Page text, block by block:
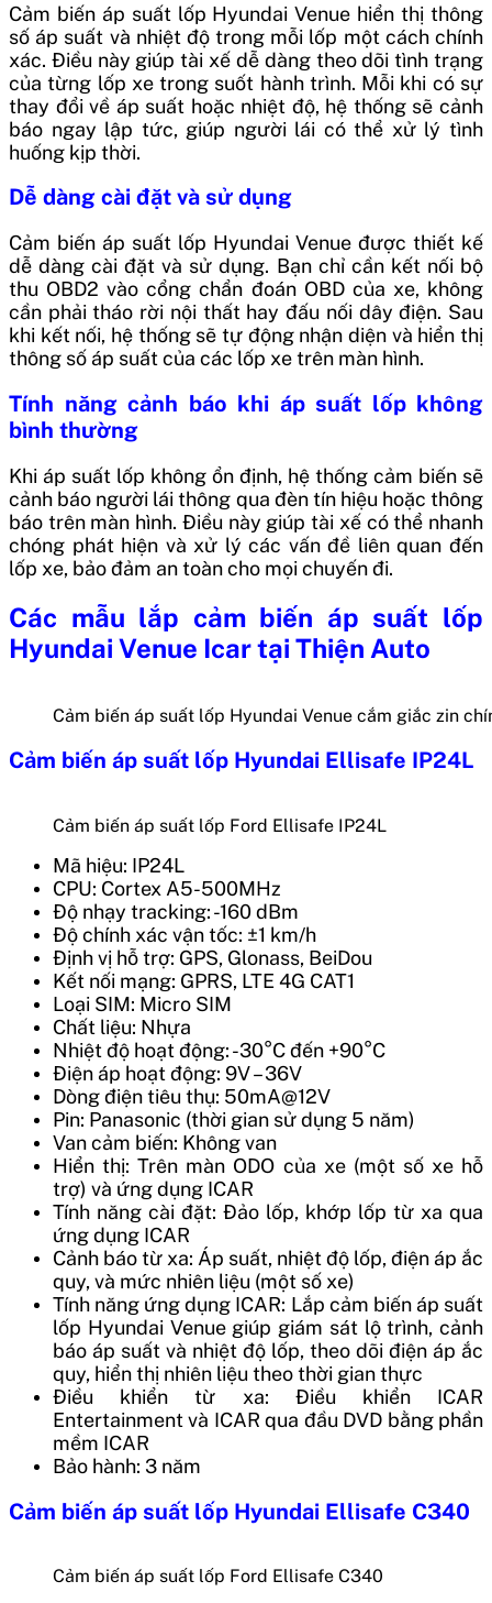
Cảm biến áp suất lốp Hyundai Venue hiển thị thông
số áp suất và nhiệt độ trong mỗi lốp một cách chính
xác. Điều này giúp tài xế dễ dàng theo dõi tình trạng
của từng lốp xe trong suốt hành trình. Mỗi khi có sự
thay đổi về áp suất hoặc nhiệt độ, hệ thống sẽ cảnh
báo ngay lập tức, giúp người lái có thể xử lý tình
huống kịp thời.
Dễ dàng cài đặt và sử dụng
Cảm biến áp suất lốp Hyundai Venue được thiết kế
dễ dàng cài đặt và sử dụng. Bạn chỉ cần kết nối bộ
thu OBD2 vào cổng chẩn đoán OBD của xe, không
cần phải tháo rời nội thất hay đấu nối dây điện. Sau
khi kết nối, hệ thống sẽ tự động nhận diện và hiển thị
thông số áp suất của các lốp xe trên màn hình.
Tính năng cảnh báo khi áp suất lốp không
bình thường
Khi áp suất lốp không ổn định, hệ thống cảm biến sẽ
cảnh báo người lái thông qua đèn tín hiệu hoặc thông
báo trên màn hình. Điều này giúp tài xế có thể nhanh
chóng phát hiện và xử lý các vấn đề liên quan đến
lốp xe, bảo đảm an toàn cho mọi chuyến đi.
Các mẫu lắp cảm biến áp suất lốp
Hyundai Venue Icar tại Thiện Auto
Cảm biến áp suất lốp Hyundai Venue cắm giắc zin
Cảm biến áp suất lốp Hyundai Ellisafe IP24L
Cảm biến áp suất lốp Ford Ellisafe IP24L
Mã hiệu: IP24L
CPU: Cortex A5-500MHz
Độ nhạy tracking: -160 dBm
Độ chính xác vận tốc: ±1 km/h
Định vị hỗ trợ: GPS, Glonass, BeiDou
Kết nối mạng: GPRS, LTE 4G CAT1
Loại SIM: Micro SIM
Chất liệu: Nhựa
Nhiệt độ hoạt động: -30°C đến +90°C
Điện áp hoạt động: 9V – 36V
Dòng điện tiêu thụ: 50mA@12V
Pin: Panasonic (thời gian sử dụng 5 năm)
Van cảm biến: Không van
Hiển thị: Trên màn ODO của xe (một số xe hỗ
trợ) và ứng dụng ICAR
Tính năng cài đặt: Đảo lốp, khớp lốp từ xa qua
ứng dụng ICAR
Cảnh báo từ xa: Áp suất, nhiệt độ lốp, điện áp ắc
quy, và mức nhiên liệu (một số xe)
Tính năng ứng dụng ICAR: Lắp cảm biến áp suất
lốp Hyundai Venue giúp giám sát lộ trình, cảnh
báo áp suất và nhiệt độ lốp, theo dõi điện áp ắc
quy, hiển thị nhiên liệu theo thời gian thực
Điều khiển từ xa: Điều khiển ICAR
Entertainment và ICAR qua đầu DVD bằng phần
mềm ICAR
Bảo hành: 3 năm
Cảm biến áp suất lốp Hyundai Ellisafe C340
Cảm biến áp suất lốp Ford Ellisafe C340